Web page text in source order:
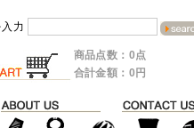
力
商品点数：0点
合計金額：0円